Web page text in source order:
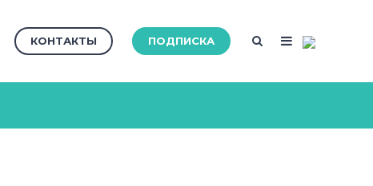
КОНТАКТЫ ПОДПИСКА